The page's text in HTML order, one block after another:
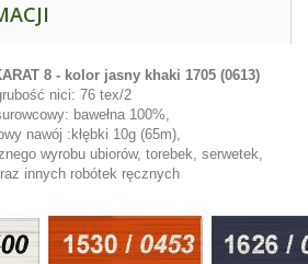
8 - kolor jasny khaki 1705 (0613)
nici: 76 tex/2
bawełna 100%,
nawój :kłębki 10g (65m),
wyrobu ubiorów, torebek, serwetek,
innych robótek ręcznych